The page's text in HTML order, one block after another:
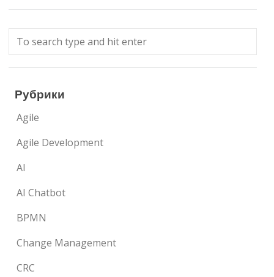
Рубрики
Agile
Agile Development
AI
AI Chatbot
BPMN
Change Management
CRC